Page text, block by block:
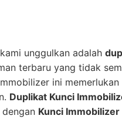
unggulkan adalah
terbaru yang tidak
ini
Duplikat Kunci
Kunci